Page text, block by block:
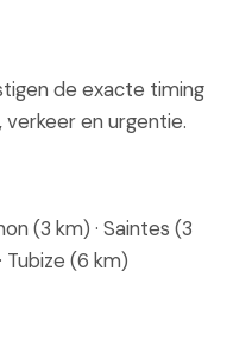
de exacte timing
verkeer en urgentie.
(3 km) · Saintes (3
Tubize (6 km)